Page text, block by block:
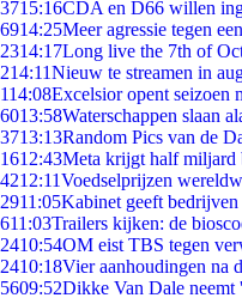
3715:16CDA en D66 willen
6914:25Meer agressie tegen
2314:17Long live the 7th of
214:11Nieuw te streamen in
114:08Excelsior opent seizoen
6013:58Waterschappen slaan
3713:13Random Pics van de
1612:43Meta krijgt half miljard
4212:11Voedselprijzen
2911:05Kabinet geeft bedrijven
611:03Trailers kijken: de
2410:54OM eist TBS tegen
2410:18Vier aanhoudingen na
5609:52Dikke Van Dale neemt